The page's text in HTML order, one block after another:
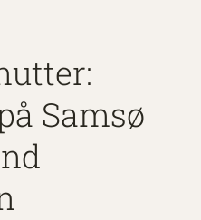
Samsø